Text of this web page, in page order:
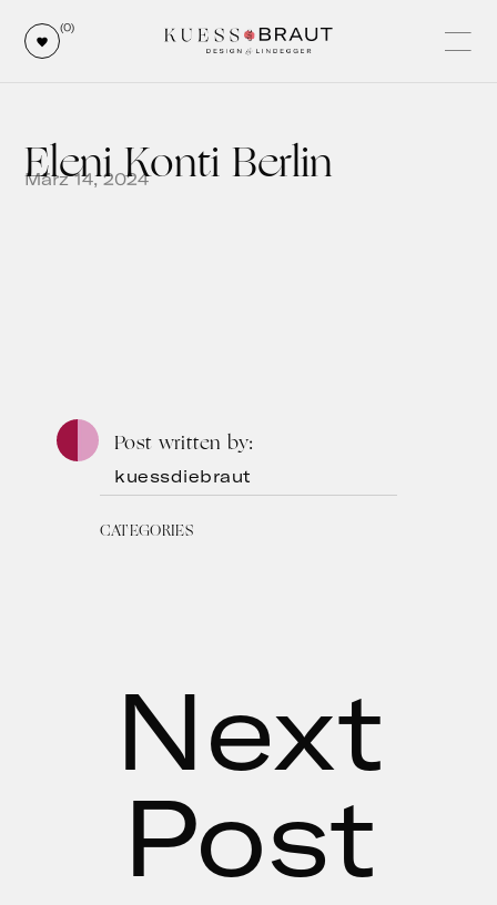
(0)
Eleni Konti Berlin
März 14, 2024
Post written by
kuessdiebraut
CATEGORIES
Next
Post